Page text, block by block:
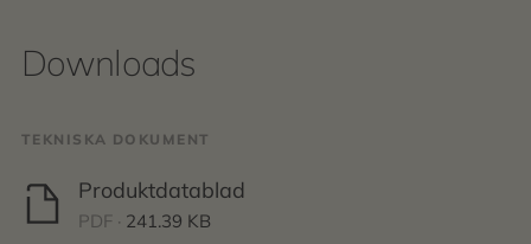
Downloads
TEKNISKA DOKUMENT
Produktdatablad
PDF · 241.39 KB